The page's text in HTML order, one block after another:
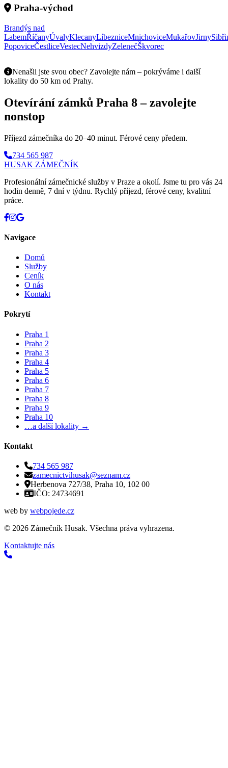
Praha-východ
Brandýs nad
LabemŘíčanyÚvalyKlecanyLíbezniceMnichoviceMukařovJirny
PopoviceČestliceVestecNehvizdyZelenečŠkvorec
Nenašli jste svou obec? Zavolejte nám – pokrýváme i další
lokality do 50 km od Prahy.
Otevírání zámků Praha 8– zavolejte
nonstop
Příjezd zámečníka do 20–40 minut. Férové ceny předem.
734 565 987
HUSAK ZÁMEČNÍK
Profesionální zámečnické služby v Praze a okolí. Jsme tu pro vás 24
hodin denně, 7 dní v týdnu. Rychlý příjezd, férové ceny, kvalitní
práce.
Navigace
Domů
Služby
Ceník
O nás
Kontakt
Pokrytí
Praha 1
Praha 2
Praha 3
Praha 4
Praha 5
Praha 6
Praha 7
Praha 8
Praha 9
Praha 10
…a další lokality →
Kontakt
734 565 987
zamecnictvihusak@seznam.cz
Herbenova 727/38, Praha 10, 102 00
IČO: 24734691
web by webpojede.cz
© 2026 Zámečník Husak. Všechna práva vyhrazena.
Kontaktujte nás